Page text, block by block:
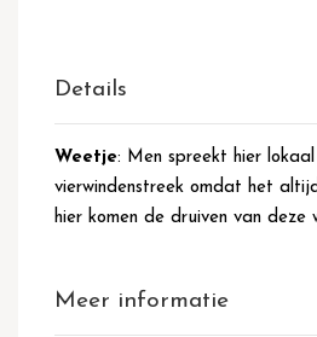
Details
Weetje: Men spreekt hier
vierwindenstreek omdat het
hier komen de druiven van deze
Meer informatie